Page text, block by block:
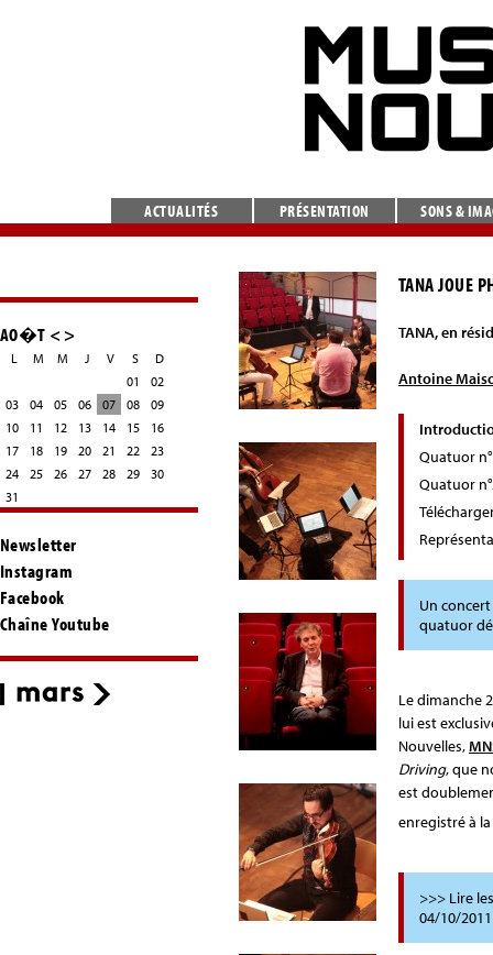
ACTUALITÉS PRÉSENTATION SONS &
AO�T <>
L M M J V S
D
01
02
03
04 05 06 07 08
09
10
11 12 13 14 15
16
17
18 19 20 21 22
23
24
25 26 27 28 29
30
31
Newsletter
Instagram
Facebook
Chaîne Youtube
TANA JOUE
TANA, en
Antoine
Quatuor
Quatuor
Un
quatuor
Le dimanche
lui est
Nouvelles,
Driving, que
est
enregistré à
>>> Lire
04/10/